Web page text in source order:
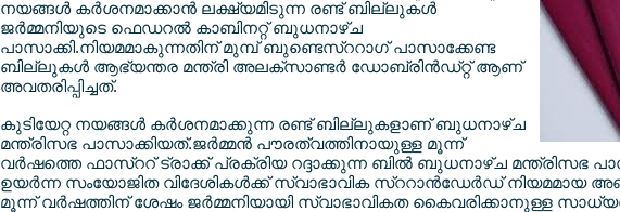
നയങ്ങള്‍ കര്‍ശനമാക്കാന്‍ ലക്ഷ്യമിടുന്ന രണ്ട് ബില്ലുകള്‍
ജര്‍മ്മനിയുടെ ഫെഡറല്‍ കാബിനറ്റ് ബുധനാഴ്ച
പാസാക്കി.നിയമമാകുന്നതിന് മുമ്പ് ബുണ്ടെസ്ററാഗ് പാസാക്കേണ്ട
ബില്ലുകള്‍ ആഭ്യന്തര മന്ത്രി അലക്സാണ്ടര്‍ ഡോബ്രിന്‍ഡ്റ്റ് ആണ്
അവതരിപ്പിച്ചത്.
കുടിയേറ്റ നയങ്ങള്‍ കര്‍ശനമാക്കുന്ന രണ്ട് ബില്ലുകളാണ് ബുധനാഴ്ച
മന്ത്രിസഭ പാസാക്കിയത്.ജര്‍മ്മന്‍ പൗരത്വത്തിനായുള്ള മൂന്ന്
വര്‍ഷത്തെ ഫാസ്ററ് ട്രാക്ക് പ്രക്രിയ റദ്ദാക്കുന്ന ബില്‍ ബുധനാഴ്ച മന്ത്രിസഭ
ഉയര്‍ന്ന സംയോജിത വിദേശികള്‍ക്ക് സ്വാഭാവിക സ്ററാന്‍ഡേര്‍ഡ് നിയമമായ
മൂന്ന് വര്‍ഷത്തിന് ശേഷം ജര്‍മ്മനിയായി സ്വാഭാവികത കൈവരിക്കാനുള്ള